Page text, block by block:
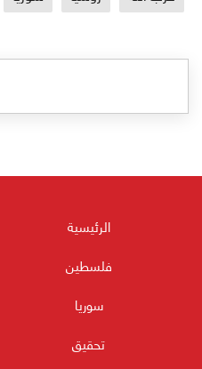
الرئيسية
فلسطين
سوريا
تحقيق